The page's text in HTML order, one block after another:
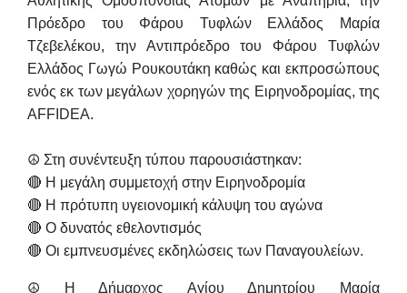
Πρόεδρο του Φάρου Τυφλών Ελλάδος
Μαρία
Τζεβελέκου, την Αντιπρόεδρο του Φάρου Τυφλών
Ελλάδος Γωγώ Ρουκουτάκη καθώς και εκπροσώπους
ενός εκ των μεγάλων χορηγών της Ειρηνοδρομίας, της
AFFIDEA.
☮️ Στη συνέντευξη τύπου παρουσιάστηκαν:
🔴 Η μεγάλη συμμετοχή στην Ειρηνοδρομία
🔴 Η πρότυπη υγειονομική κάλυψη του αγώνα
🔴 Ο δυνατός εθελοντισμός
🔴 Οι εμπνευσμένες εκδηλώσεις των Παναγουλείων.
☮️ Η Δήμαρχος Αγίου Δημητρίου
Μαρία